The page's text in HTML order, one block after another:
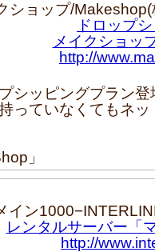
ショップ/
ドロップ
メイクショッ
http://
シッピングプラン登
っていなくてもネッ
」
イン
レンタルサーバー「
http://